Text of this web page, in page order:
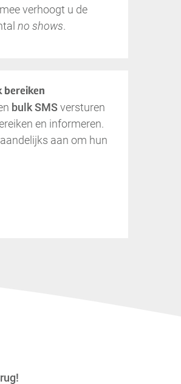
verhoogt u de
no shows.
bereiken
bulk SMSversturen
en informeren.
aan om hun